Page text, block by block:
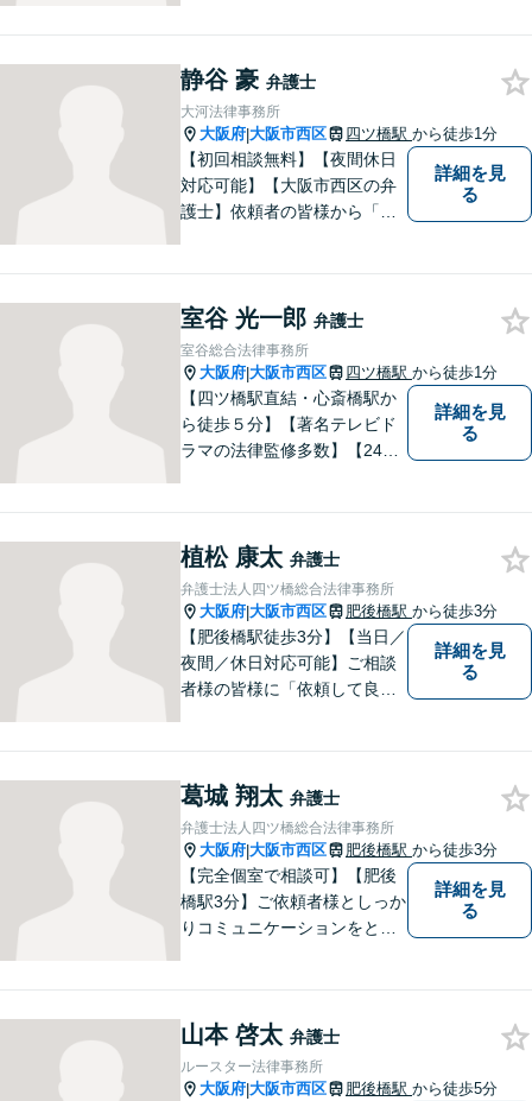
で、皆様の抱えるお困りごと
を解決へとスピーディに導き
ます。
静谷 豪 弁護士
大河法律事務所
大阪府|大阪市西区 四ツ橋駅 から徒歩1分
【初回相談無料】【夜間休日
対応可能】【大阪市西区の弁
護士】依頼者の皆様から「お
詳細を見
る
室谷 光一郎 弁護士
室谷総合法律事務所
大阪府|大阪市西区 四ツ橋駅 から徒歩1分
【四ツ橋駅直結・心斎橋駅か
ら徒歩５分】【著名テレビド
ラマの法律監修多数】【24時
強く意識しております！
詳細を見
る
植松 康太 弁護士
弁護士法人四ツ橋総合法律事務所
大阪府|大阪市西区 肥後橋駅 から徒歩3分
【肥後橋駅徒歩3分】【当日／
夜間／休日対応可能】ご相談
者様の皆様に「依頼して良か
離婚／相続／不動産関連／企
業法務など、幅広く対応。ご
相談者様とともに問題を解決
していきます。
詳細を見
る
葛城 翔太 弁護士
弁護士法人四ツ橋総合法律事務所
大阪府|大阪市西区 肥後橋駅 から徒歩3分
【完全個室で相談可】【肥後
橋駅3分】ご依頼者様としっか
りコミュニケーションをと
できるよう全力でサポートさ
せていただきます。一度ご相
談ください。
詳細を見
る
山本 啓太 弁護士
ルースター法律事務所
大阪府|大阪市西区 肥後橋駅 から徒歩5分